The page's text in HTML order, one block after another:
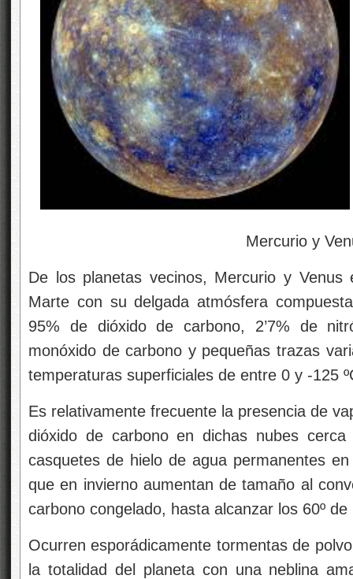
Mercurio y
De los planetas vecinos, Mercurio y
Marte con su delgada atmósfera
95% de dióxido de carbono, 2’7% de
monóxido de carbono y pequeñas trazas
temperaturas superficiales de entre 0 y -125
Es relativamente frecuente la presencia de
dióxido de carbono en dichas nubes
casquetes de hielo de agua permanentes
que en invierno aumentan de tamaño al
carbono congelado, hasta alcanzar los 60º de
Ocurren esporádicamente tormentas de
la totalidad del planeta con una neblina